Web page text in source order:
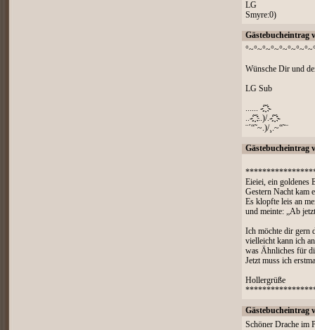
LG
Smyre:0)
Gästebucheintrag
Wünsche Dir und
LG Sub
...... -`҉҉´-
..-`҉҉´..)/.-`҉҉´-
¨´“˜~.)/¸.~“˜¨
Gästebucheintrag
Eieiei, ein goldenes
Gestern Nacht kam
Es klopfte leis an
und meinte: „Ab
Ich möchte dir gern
vielleicht kann ich
was Ähnliches für
Jetzt muss ich
Hollergrüße
Gästebucheintrag
Schöner Drache im